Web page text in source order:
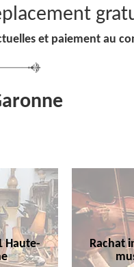
et paiement au
Haute-
Rachat